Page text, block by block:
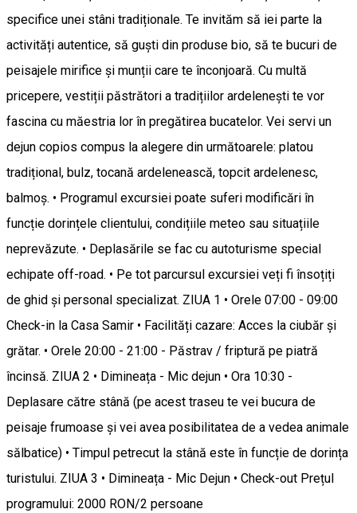
specifice unei stâni tradiționale. Te invităm să iei parte la
activități autentice, să guști din produse bio, să te bucuri de
peisajele mirifice și munții care te înconjoară. Cu multă
pricepere, vestiții păstrători a tradițiilor ardelenești te vor
fascina cu măestria lor în pregătirea bucatelor. Vei servi un
dejun copios compus la alegere din următoarele: platou
tradițional, bulz, tocană ardelenească, topcit ardelenesc,
balmoș. • Programul excursiei poate suferi modificări în
funcție dorințele clientului, condițiile meteo sau situațiile
neprevăzute. • Deplasările se fac cu autoturisme special
echipate off-road. • Pe tot parcursul excursiei veți fi însoțiți
de ghid și personal specializat. ZIUA 1 • Orele 07:00 - 09:00
Check-in la Casa Samir • Facilități cazare: Acces la ciubăr și
grătar. • Orele 20:00 - 21:00 - Păstrav / friptură pe piatră
încinsă. ZIUA 2 • Dimineața - Mic dejun • Ora 10:30 -
Deplasare către stână (pe acest traseu te vei bucura de
peisaje frumoase și vei avea posibilitatea de a vedea animale
sălbatice) • Timpul petrecut la stână este în funcție de dorința
turistului. ZIUA 3 • Dimineața - Mic Dejun • Check-out Prețul
programului: 2000 RON/2 persoane